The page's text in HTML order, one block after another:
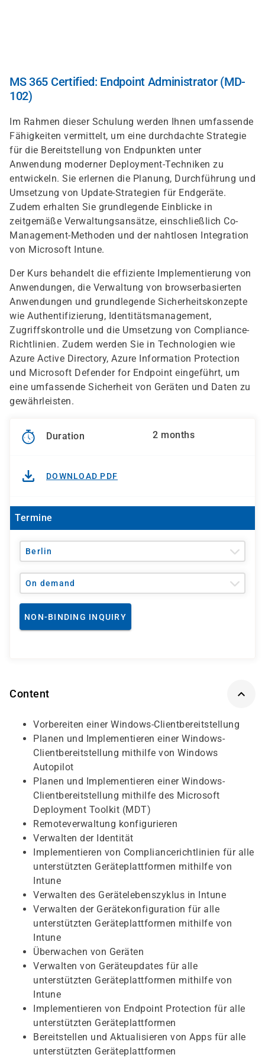
MS 365 Certified: Endpoint Administrator (MD-
102)
Im Rahmen dieser Schulung werden Ihnen umfassende
Fähigkeiten vermittelt, um eine durchdachte Strategie
für die Bereitstellung von Endpunkten unter
Anwendung moderner Deployment-Techniken zu
entwickeln. Sie erlernen die Planung, Durchführung und
Umsetzung von Update-Strategien für Endgeräte.
Zudem erhalten Sie grundlegende Einblicke in
zeitgemäße Verwaltungsansätze, einschließlich Co-
Management-Methoden und der nahtlosen Integration
von Microsoft Intune.
Der Kurs behandelt die effiziente Implementierung von
Anwendungen, die Verwaltung von browserbasierten
Anwendungen und grundlegende Sicherheitskonzepte
wie Authentifizierung, Identitätsmanagement,
Zugriffskontrolle und die Umsetzung von Compliance-
Richtlinien. Zudem werden Sie in Technologien wie
Azure Active Directory, Azure Information Protection
und Microsoft Defender for Endpoint eingeführt, um
eine umfassende Sicherheit von Geräten und Daten zu
gewährleisten.
Duration 2 months
DOWNLOAD PDF
Termine
Berlin
On demand
NON-BINDING INQUIRY
Content
Vorbereiten einer Windows-Clientbereitstellung
Planen und Implementieren einer Windows-
Clientbereitstellung mithilfe von Windows
Autopilot
Planen und Implementieren einer Windows-
Clientbereitstellung mithilfe des Microsoft
Deployment Toolkit (MDT)
Remoteverwaltung konfigurieren
Verwalten der Identität
Implementieren von Compliancerichtlinien für alle
unterstützten Geräteplattformen mithilfe von
Intune
Verwalten des Gerätelebenszyklus in Intune
Verwalten der Gerätekonfiguration für alle
unterstützten Geräteplattformen mithilfe von
Intune
Überwachen von Geräten
Verwalten von Geräteupdates für alle
unterstützten Geräteplattformen mithilfe von
Intune
Implementieren von Endpoint Protection für alle
unterstützten Geräteplattformen
Bereitstellen und Aktualisieren von Apps für alle
unterstützten Geräteplattformen